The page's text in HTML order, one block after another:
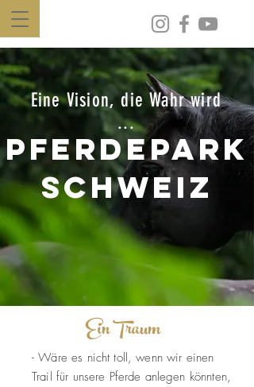
Pferdepark
Schweiz
Eine Vision, die Wahr wird
...
Ein Traum
- Wäre es nicht toll, wenn wir einen
Trail für unsere Pferde anlegen könnten,